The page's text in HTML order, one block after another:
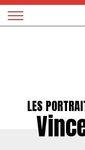
Magazine
LES
Panneau de gestion